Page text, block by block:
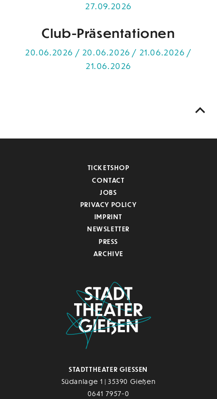
27.09.2026
Club-Präsentationen
20.06.2026 / 20.06.2026 / 21.06.2026 /
21.06.2026
TICKETSHOP
CONTACT
JOBS
PRIVACY POLICY
IMPRINT
NEWSLETTER
PRESS
ARCHIVE
STADTTHEATER GIESSEN
Südanlage 1 | 35390 Gießen
0641 7957-0